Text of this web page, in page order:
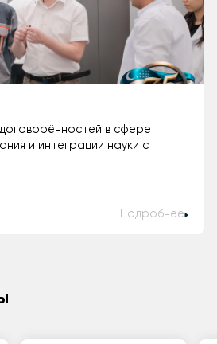
договорённостей в сфере
и интеграции науки с
Подробнее